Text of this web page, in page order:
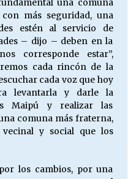
una comuna
más seguridad, una
estén al servicio de
– dijo – deben en la
corresponde estar”,
cada rincón de la
cada voz que hoy
levantarla y darle la
Maipú y realizar las
comuna más fraterna,
y social que los
los cambios, por una